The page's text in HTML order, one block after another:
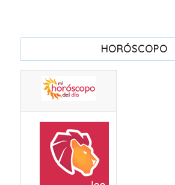
HORÓSCOPO